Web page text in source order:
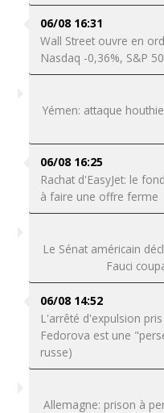
06/08 16:31
Wall Street ouvre en
Nasdaq -0,36%, S&P
Yémen: attaque
06/08 16:25
Rachat d'EasyJet: le
à faire une offre ferme
Le Sénat américain
Fauci
06/08 14:52
L'arrêté d'expulsion
Fedorova est une
russe)
Allemagne: prison à